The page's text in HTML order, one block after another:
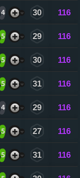
4 30 116
5 29 116
5 30 116
5 31 116
4 29 116
5 27 116
5 31 116